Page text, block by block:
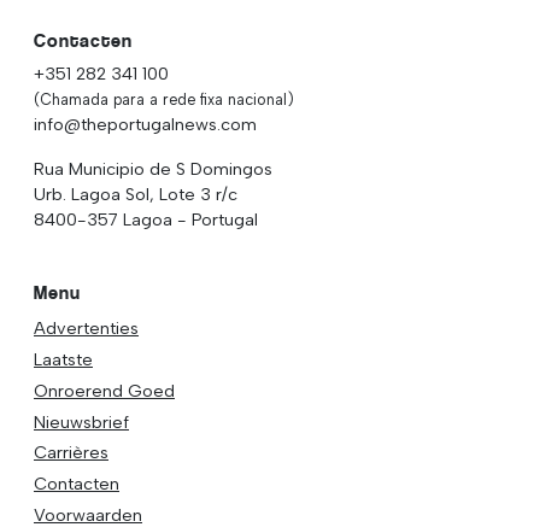
Contacten
+351 282 341 100
(Chamada para a rede fixa nacional)
info@theportugalnews.com
Rua Municipio de S Domingos
Urb. Lagoa Sol, Lote 3 r/c
8400-357 Lagoa - Portugal
Menu
Advertenties
Laatste
Onroerend Goed
Nieuwsbrief
Carrières
Contacten
Voorwaarden